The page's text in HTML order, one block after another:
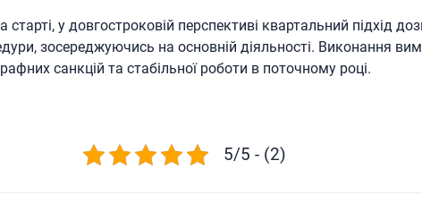
у довгостроковій перспективі квартальний підхід
зосереджуючись на основній діяльності. Виконання
санкцій та стабільної роботи в поточному році.
5/5 - (2)